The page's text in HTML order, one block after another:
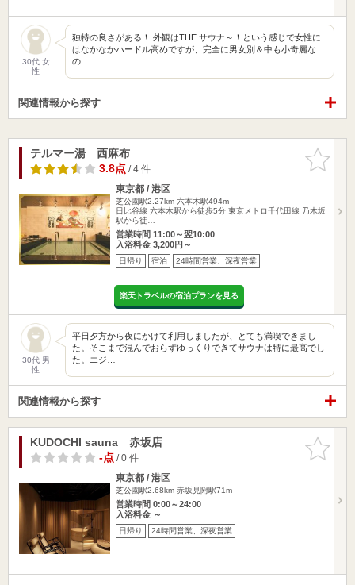
30代 女
性
独特の良さがある！ 外観はTHE サウナ～！という感じで女性に
はなかなかハードル高めですが、完全に男女別＆中も小奇麗な
の…
関連情報から探す
お気に入
りに追加
テルマー湯 西麻布
3.8点/ 4 件
東京都 / 港区
芝公園駅2.27km 六本木駅494m
日比谷線 六本木駅から徒歩5分 東京メトロ千代田線 乃木坂
駅から徒…
営業時間 11:00～翌10:00
入浴料金 3,200円～
日帰り 宿泊 24時間営業、深夜営業
楽天トラベルの宿泊プランを見る
30代 男
性
平日夕方から夜にかけて利用しましたが、とても満喫できまし
た。そこまで混んでおらずゆっくりできてサウナは特に最高でし
た。エジ…
関連情報から探す
お気に入
りに追加
KUDOCHI sauna 赤坂店
-点/ 0 件
東京都 / 港区
芝公園駅2.68km 赤坂見附駅71m
営業時間 0:00～24:00
入浴料金 ～
日帰り 24時間営業、深夜営業